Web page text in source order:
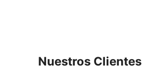
Nuestros